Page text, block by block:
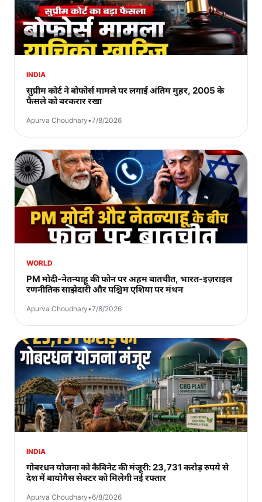
INDIA
सुप्रीम कोर्ट ने बोफोर्स मामले पर लगाई अंतिम मुहर, 2005 के
फैसले को बरकरार रखा
Apurva Choudhary•7/8/2026
WORLD
PM मोदी-नेतन्याहू की फोन पर अहम बातचीत, भारत-इज़राइल
रणनीतिक साझेदारी और पश्चिम एशिया पर मंथन
Apurva Choudhary•7/8/2026
INDIA
गोबरधन योजना को कैबिनेट की मंजूरी: 23,731 करोड़ रुपये से
देश में बायोगैस सेक्टर को मिलेगी नई रफ्तार
Apurva Choudhary•6/8/2026